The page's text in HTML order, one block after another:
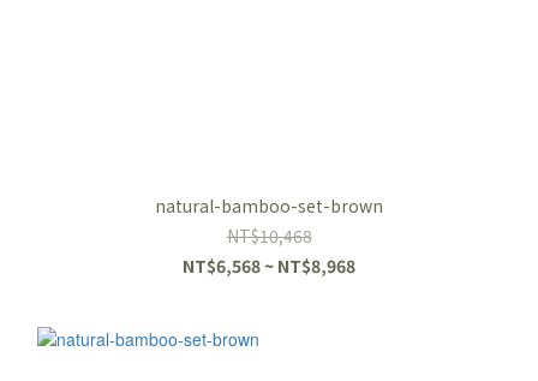
natural-bamboo-set-brown
NT$10,468
NT$6,568 ~ NT$8,968